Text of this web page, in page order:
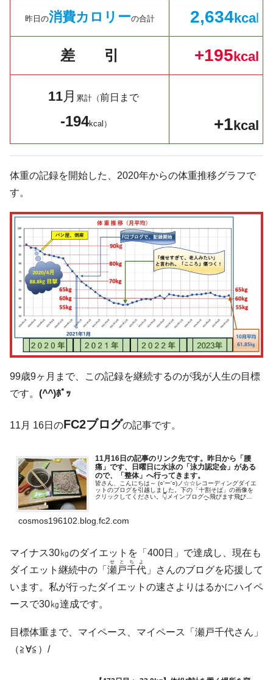
昨日の消費カロリーの合計 2,634kcal
差 引 +195 kcal
11月 累計（前日まで
-194kcal） +1 kcal
体重の記録を開始した、2020年からの体重推移グラフで
す。
99歳9ヶ月まで、この記録を継続するのが我が人生の目標
です。 (^^)ﾎﾟｯ
11月 16日のFC2ブログの記事です。
11月16日の記事のリンク先です。昨日から「腰
痛」です、日曜日に水泳の「泳力認定会」がある
ので、「整体」へ行ってきます。
皆さん、こんにちは～ (○'ー'○)ノ☆☆レコーディングダイエ
ットのブログを引越しました。下の「十割そば」の画像を
クリックしてください。👇メインブログへ飛びます飛びま
cosmos196102.blog.fc2.com
マイナス30㎏のダイエットを「400日」で達成し、現在も
ダイエット継続中の「 瀬戸千代
せとちよ
」さんのブログを応援して
います。私が行ったダイエットの速さよりはるかにハイペ
ースで30㎏達成です。
目標体重まで、マイペース、マイペース「瀬戸千代さん」
（≧∀≦）/